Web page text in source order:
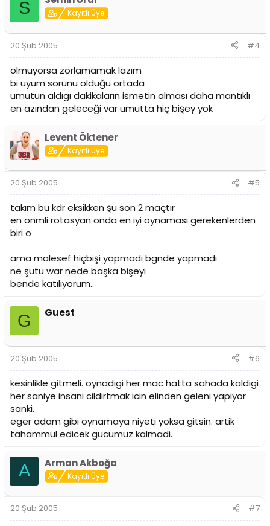
S Kayıtlı Üye
20 Şub 2005 #4
olmuyorsa zorlamamak lazım
bi uyum sorunu olduğu ortada
umutun aldıgı dakikaların ismetin alması daha mantıklı
en azından geleceği var umutta hiç bişey yok
Levent Öktener
Kayıtlı Üye
20 Şub 2005 #5
takım bu kdr eksikken şu son 2 maçtır
en önmli rotasyan onda en iyi oynaması gerekenlerden
biri o
ama malesef hiçbişi yapmadı bgnde yapmadı
ne şutu war nede başka bişeyi
bende katılıyorum..
G Guest
20 Şub 2005 #6
kesinlikle gitmeli. oynadigi her mac hatta sahada kaldigi
her saniye insani cildirtmak icin elinden geleni yapiyor
sanki.
eger adam gibi oynamaya niyeti yoksa gitsin. artik
tahammul edicek gucumuz kalmadi.
A Arman Akboğa
Kayıtlı Üye
20 Şub 2005 #7